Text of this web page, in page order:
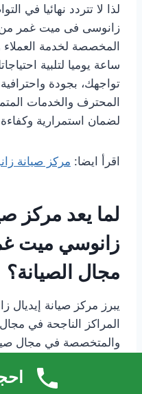
لذا لا تتردد نهائيا في
زانوسى فى ميت غمر من
ساعة يوميا لتلبية
تواجهك، بجودة
المحترف والخدمات
لضمان استمرارية
اقرأ ايضا: مركز صيانة
لما يعد مركز
زانوسي ميت
مجال الصيانة؟
يبرز مركز صيانة
المراكز الناجحة في
والمتخصصة في مجال
أعلى مستوى من الخبراء